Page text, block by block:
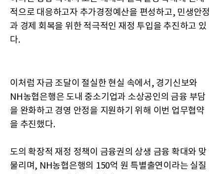
적으로 대응하고자 추가경정예산을 편성하고, 민생안정
과 경제 회복을 위한 적극적인 재정 투입을 추진하고 있
다.
이처럼 자금 조달이 절실한 현실 속에서, 경기신보와
NH농협은행은 도내 중소기업과 소상공인의 금융 부담
을 완화하고 경영 안정을 지원하기 위해 이번 업무협약
을 추진했다.
도의 확장적 재정 정책이 금융권의 상생 금융 확대와 맞
물리며, NH농협은행의 150억 원 특별출연이라는 실질